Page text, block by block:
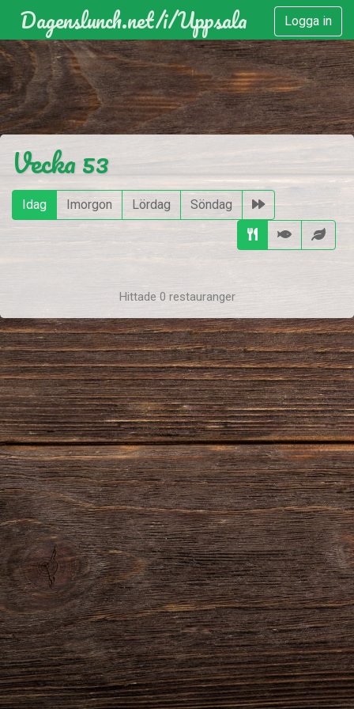
Dagenslunch.net/i/Uppsala Logga in
) )
Vecka 53
Idag Imorgon Lördag Söndag
Hittade 0 restauranger